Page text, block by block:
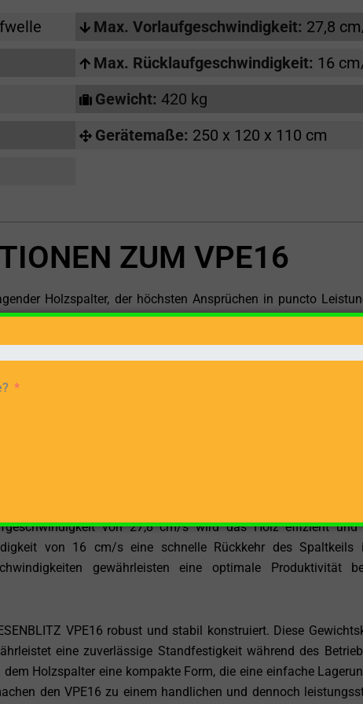
Max. Vorlaufgeschwindigkeit: 27,8
Max. Rücklaufgeschwindigkeit: 16
Gewicht: 420 kg
Gerätemaße: 250 x 120 x 110 cm
ZUM VPE16
Holzspalter, der höchsten Ansprüchen in puncto
aus Elektromotor und Zapfwelle bietet er eine flexible
integrieren lässt. Die Netzspannung von 400 V sorgt für
die eine konstante Arbeitsleistung gewährleistet.
100 cm macht den VOGESENBLITZ VPE16 zu einem
von langen Holzstämmen eignet. Die Spaltkraft von 16
hartem Holz, und die stehende Holzbearbeitung
erheblich.
seine beeindruckenden Vorlauf- und
von 27,8 cm/s wird das Holz effizient und
von 16 cm/s eine schnelle Rückkehr des Spaltkeils
gewährleisten eine optimale Produktivität
VPE16 robust und stabil konstruiert. Diese
eine zuverlässige Standfestigkeit während des
Holzspalter eine kompakte Form, die eine einfache
den VPE16 zu einem handlichen und dennoch